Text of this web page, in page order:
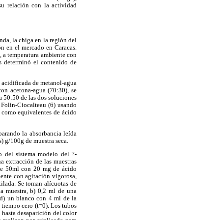
relación con la actividad
la chiga en la región del
en el mercado en Caracas.
temperatura ambiente con
determinó el contenido de
de metanol-agua
acetona-agua (70:30), se
50:50 de las dos soluciones
Ciocalteau (6) usando
equivalentes de ácido
la absorbancia leída
g/100g de muestra seca.
del sistema modelo del ?-
extracción de las muestras
50ml con 20 mg de ácido
con agitación vigorosa,
Se toman alícuotas de
muestra, b) 0,2 ml de una
un blanco con 4 ml de la
cero (t=0). Los tubos
desaparición del color